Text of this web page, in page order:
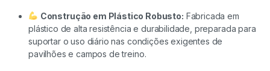
Construção em Plástico Robusto: Fabricada em
plástico de alta resistência e durabilidade, preparada para
suportar o uso diário nas condições exigentes de
pavilhões e campos de treino.